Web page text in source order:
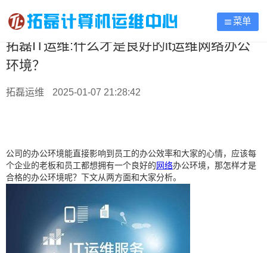
菜单
拓磊IT运维:什么才是良好的it运维网络办公
环境？
拓磊运维 2025-01-07 21:28:42
公司的办公环境能直接影响到员工的办公效率和大家的心情，应该每
个企业的老板和员工都想拥有一个良好的 网络办公环境，那怎样才是
合格的办公环境呢？下文从两方面和大家分析。